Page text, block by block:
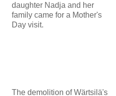
daughter Nadja and her
family came for a Mother's
Day visit.
The demolition of Wärtsilä's